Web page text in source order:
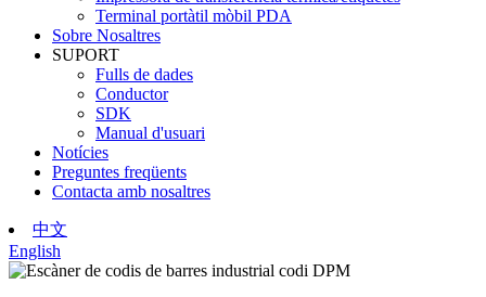
Terminal portàtil mòbil PDA
Sobre Nosaltres
SUPORT
Fulls de dades
Conductor
SDK
Manual d'usuari
Notícies
Preguntes freqüents
Contacta amb nosaltres
中文
English